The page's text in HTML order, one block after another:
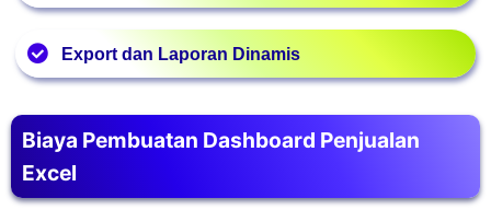
pencapaian KPI, tren penjualan, atau performa
marketing.
Menghubungkan dashboard penjualan dengan
sumber data eksternal untuk memperbarui informasi
secara real-time tanpa perlu input manual.
Export dan Laporan Dinamis
format PDF, Excel, atau Google Sheets untuk
dokumentasi otomatis dan presentasi performa
bisnis.
Biaya Pembuatan Dashboard Penjualan
Excel